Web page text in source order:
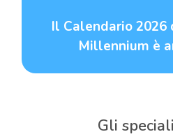
Il Calendario 2026
Millennium è
Gli speciali